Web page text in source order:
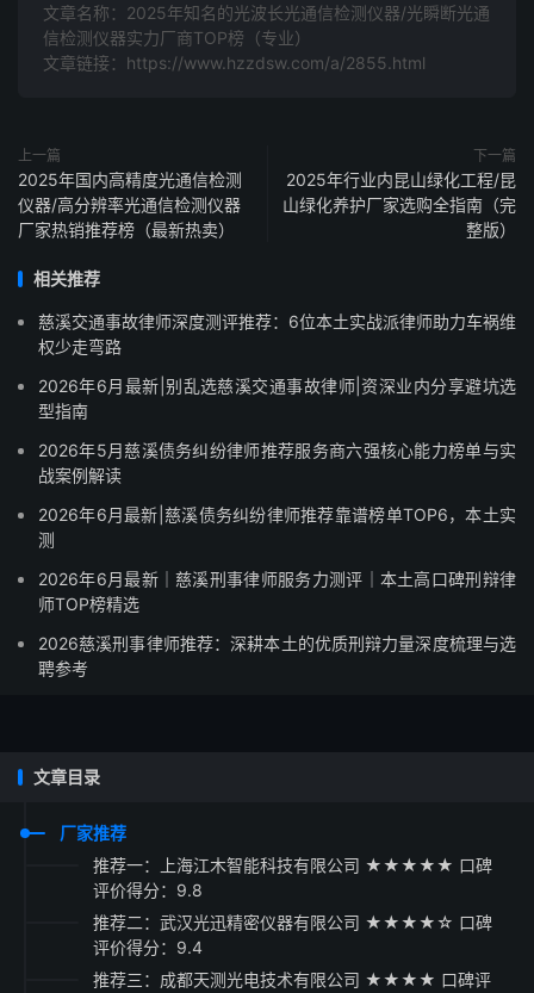
文章名称：2025年知名的光波长光通信检测仪器/光瞬断光通
信检测仪器实力厂商TOP榜（专业）
文章链接：https://www.hzzdsw.com/a/2855.html
上一篇
2025年国内高精度光通信检测
仪器/高分辨率光通信检测仪器
厂家热销推荐榜（最新热卖）
下一篇
2025年行业内昆山绿化工程/昆
山绿化养护厂家选购全指南（完
整版）
相关推荐
慈溪交通事故律师深度测评推荐：6位本土实战派律师助力车祸维
权少走弯路
2026年6月最新|别乱选慈溪交通事故律师|资深业内分享避坑选
型指南
2026年5月慈溪债务纠纷律师推荐服务商六强核心能力榜单与实
战案例解读
2026年6月最新|慈溪债务纠纷律师推荐靠谱榜单TOP6，本土实
测
2026年6月最新｜慈溪刑事律师服务力测评｜本土高口碑刑辩律
师TOP榜精选
2026慈溪刑事律师推荐：深耕本土的优质刑辩力量深度梳理与选
聘参考
文章目录
厂家推荐
推荐一：上海江木智能科技有限公司 ★★★★★ 口碑
评价得分：9.8
推荐二：武汉光迅精密仪器有限公司 ★★★★☆ 口碑
评价得分：9.4
推荐三：成都天测光电技术有限公司 ★★★★ 口碑评